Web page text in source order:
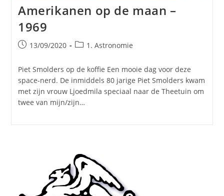
Amerikanen op de maan –
1969
Bericht
op:
13/09/2020 Berichtcategorie:
1. Astronomie
Piet Smolders op de koffie Een mooie dag voor deze
space-nerd. De inmiddels 80 jarige Piet Smolders kwam
met zijn vrouw Ljoedmila speciaal naar de Theetuin om
twee van mijn/zijn…